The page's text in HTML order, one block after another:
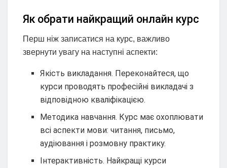
Як обрати найкращий онлайн курс
Перш ніж записатися на курс, важливо
звернути увагу на наступні аспекти:
Якість викладання. Переконайтеся, що
курси проводять професійні викладачі з
відповідною кваліфікацією.
Методика навчання. Курс має охоплювати
всі аспекти мови: читання, письмо,
аудіювання і розмовну практику.
Інтерактивність. Найкращі курси